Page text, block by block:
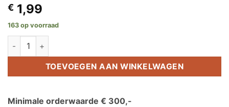
€ 1,99
163 op voorraad
Solar kabel rood per meter 4mm aantal
TOEVOEGEN AAN WINKELWAGEN
Minimale orderwaarde € 300,-